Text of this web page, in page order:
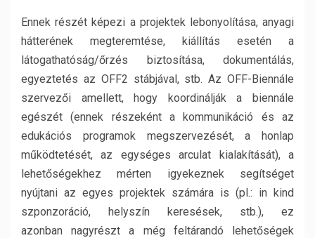
Ennek részét képezi a projektek lebonyolítása, anyagi
hátterének megteremtése, kiállítás esetén a
látogathatóság/őrzés biztosítása, dokumentálás,
egyeztetés az OFF2 stábjával, stb. Az OFF-Biennále
szervezői amellett, hogy koordinálják a biennále
egészét (ennek részeként a kommunikáció és az
edukációs programok megszervezését, a honlap
működtetését, az egységes arculat kialakítását), a
lehetőségekhez mérten igyekeznek segítséget
nyújtani az egyes projektek számára is (pl.: in kind
szponzoráció, helyszín keresések, stb.), ez
azonban nagyrészt a még feltárandó lehetőségek